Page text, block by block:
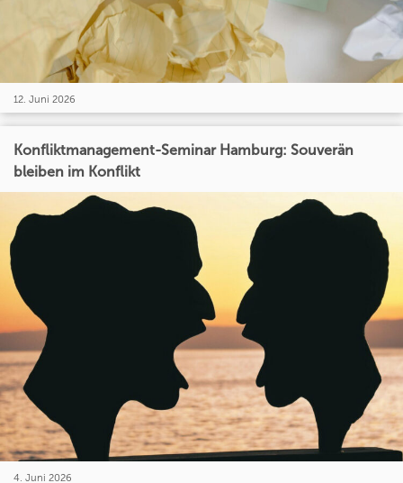
12. Juni 2026
Konfliktmanagement-Seminar Hamburg: Souverän
bleiben im Konflikt
4. Juni 2026